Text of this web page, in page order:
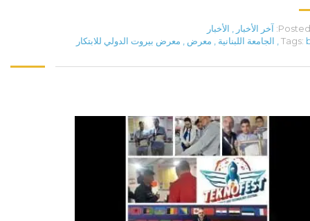
Posted آخر الأخبار
الأخبار
Tags:
الجامعة اللبنانية معرض معرض بيروت الدولي للابتكار